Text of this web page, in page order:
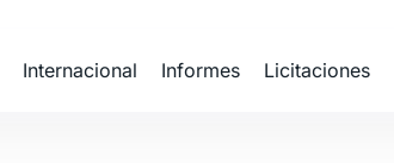
Internacional Informes Licitaciones